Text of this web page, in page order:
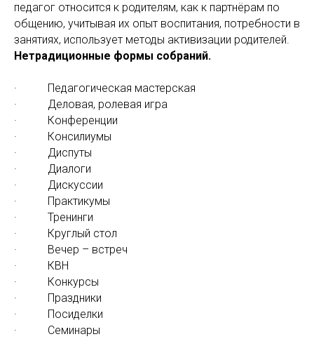
педагог относится к родителям, как к партнёрам по
общению, учитывая их опыт воспитания, потребности в
занятиях, использует методы активизации родителей.
Нетрадиционные формы собраний.
· Педагогическая мастерская
· Деловая, ролевая игра
· Конференции
· Консилиумы
· Диспуты
· Диалоги
· Дискуссии
· Практикумы
· Тренинги
· Круглый стол
· Вечер – встреч
· КВН
· Конкурсы
· Праздники
· Посиделки
· Семинары